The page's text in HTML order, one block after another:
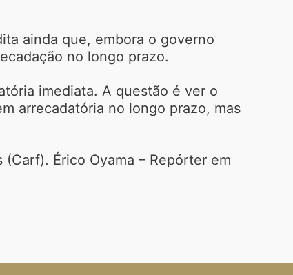
ainda que, embora o governo
no longo prazo.
imediata. A questão é ver o
arrecadatória no longo prazo, mas
Érico Oyama – Repórter em